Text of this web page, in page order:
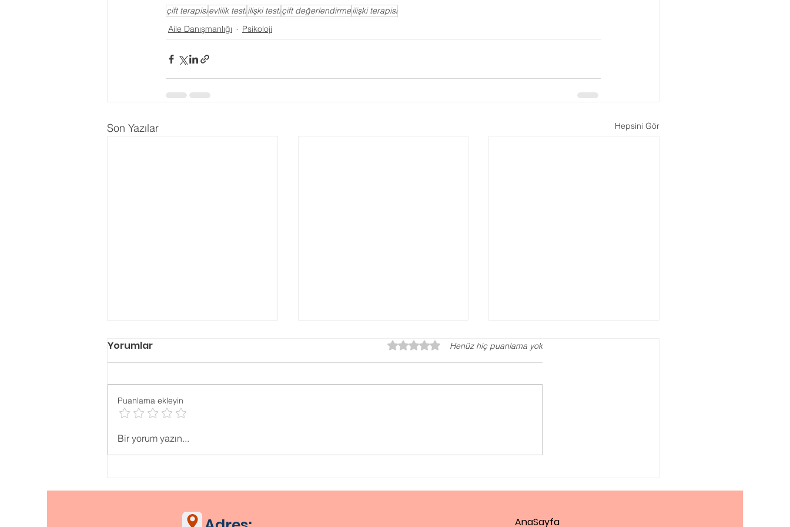
çift terapisievlilik testiilişki testiçift değerlendirmeilişki terapisi
Aile Danışmanlığı
Psikoloji
Son Yazılar Hepsini Gör
Psikolojik ONLİNE TESTLER
Evlilik Terapisi
Yorumlar 5 üzerinden 0 yıldızHenüz hiç puanlama yok
Puanlama ekleyin
Bir yorum yazın...
AnaSayfa